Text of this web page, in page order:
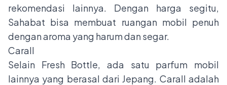
rekomendasi lainnya. Dengan harga segitu,
Sahabat bisa membuat ruangan mobil penuh
dengan aroma yang harum dan segar.
Carall
Selain Fresh Bottle, ada satu parfum mobil
lainnya yang berasal dari Jepang. Carall adalah